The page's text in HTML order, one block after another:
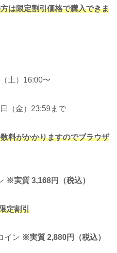
は限定割引価格で購入できま
土）16:00〜
（金）23:59まで
料がかかりますのでブラウザ
※実質 3,168円（税込）
定割引
イン ※実質 2,880円（税込）